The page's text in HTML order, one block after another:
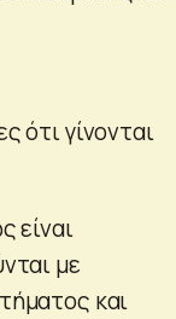
ότι γίνονται
είναι
με
και